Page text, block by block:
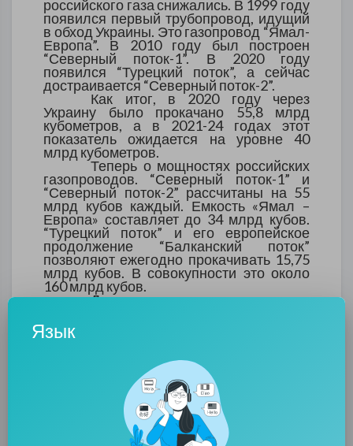
российского газа снижались. В 1999 году
появился первый трубопровод, идущий
в обход Украины. Это газопровод “Ямал-
Европа”. В 2010 году был построен
“Северный поток-1”. В 2020 году
появился “Турецкий поток”, а сейчас
достраивается “Северный поток-2”.
Как итог, в 2020 году через
Украину было прокачано 55,8 млрд
кубометров, а в 2021-24 годах этот
показатель ожидается на уровне 40
млрд кубометров.
Теперь о мощностях российских
газопроводов. “Северный поток-1” и
“Северный поток-2” рассчитаны на 55
млрд кубов каждый. Емкость «Ямал –
Европа» составляет до 34 млрд кубов.
“Турецкий поток” и его европейское
продолжение “Балканский поток”
позволяют ежегодно прокачивать 15,75
млрд кубов. В совокупности это около
160 млрд кубов.
До начала пандемии
около 200 млрд кубов российского газа,
в прошлом году – около 177 млрд кубов.
текущих объемов Украине достанется
около 17 млрд кубов, что будет ниже
уровня окупаемости газо-транспортной
системы. Если же показатели вернутся к
докризисному уровню, Киев сможет
рассчитывать на объемы около 40 млрд
Язык